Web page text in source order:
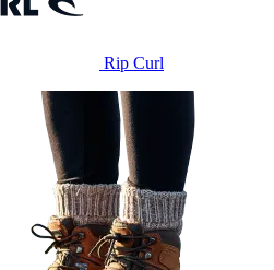
Rip Curl